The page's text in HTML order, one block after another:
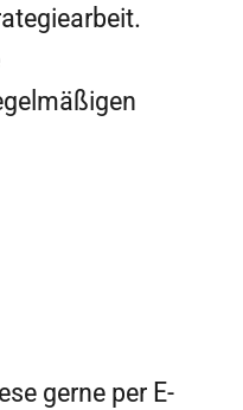
gerne per E-